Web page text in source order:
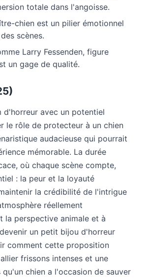
totale dans l'angoisse.
chien est un pilier émotionnel
scènes.
Larry Fessenden, figure
un gage de qualité.
d'horreur avec un potentiel
le rôle de protecteur à un chien
audacieuse qui pourrait
mémorable. La durée
où chaque scène compte,
: la peur et la loyauté
la crédibilité de l'intrigue
réellement
la perspective animale et à
un petit bijou d'horreur
comment cette proposition
frissons intenses et une
chien a l'occasion de sauver